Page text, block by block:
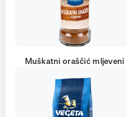
Muškatni oraščić mljeveni